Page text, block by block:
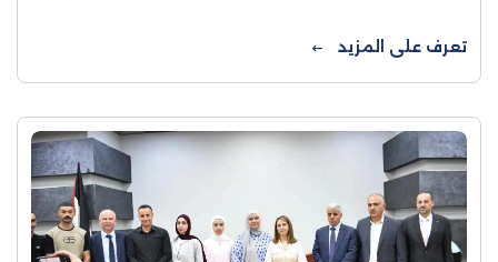
تعرف على المزيد